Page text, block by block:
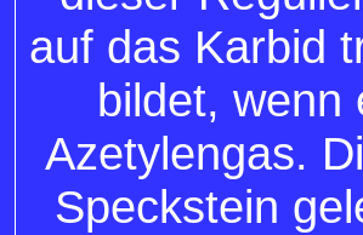
auf das Karbid
bildet, wenn
Azetylengas.
Speckstein